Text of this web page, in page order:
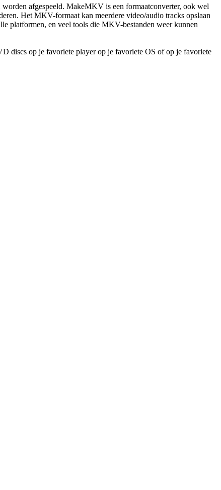
afgespeeld. MakeMKV is een formaatconverter, ook wel
Het MKV-formaat kan meerdere video/audio tracks opslaan
platformen, en veel tools die MKV-bestanden weer kunnen
discs op je favoriete player op je favoriete OS of op je favoriete